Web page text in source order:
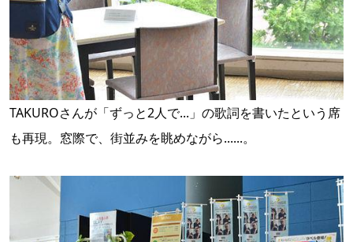
TAKUROさんが「ずっと2人で...」の歌詞を書いたという席
も再現。窓際で、街並みを眺めながら......。